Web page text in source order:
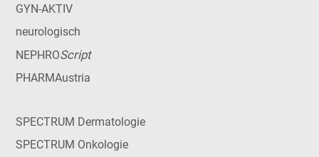
GYN-AKTIV
neurologisch
NEPHROScript
PHARMAustria
SPECTRUM Dermatologie
SPECTRUM Onkologie